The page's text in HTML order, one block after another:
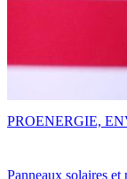
Panneaux solaires
PROENERGIE,